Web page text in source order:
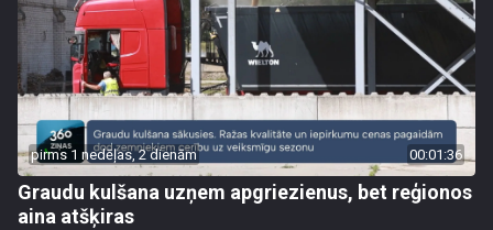
pirms 1 nedēļas, 2 dienām 00:01:36
Graudu kulšana uzņem apgriezienus, bet reģionos
aina atšķiras